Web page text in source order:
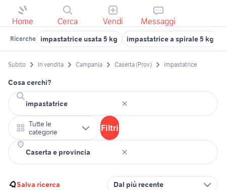
Home Cerca Vendi Messaggi
Ricerche impastatrice usata 5 kg impastatrice a spirale 5 kg
Subito In vendita Campania Caserta (Prov) impastatrice
Cosa cerchi?
Tutte le
categorie
Filtri
Salva ricerca Dal più recente